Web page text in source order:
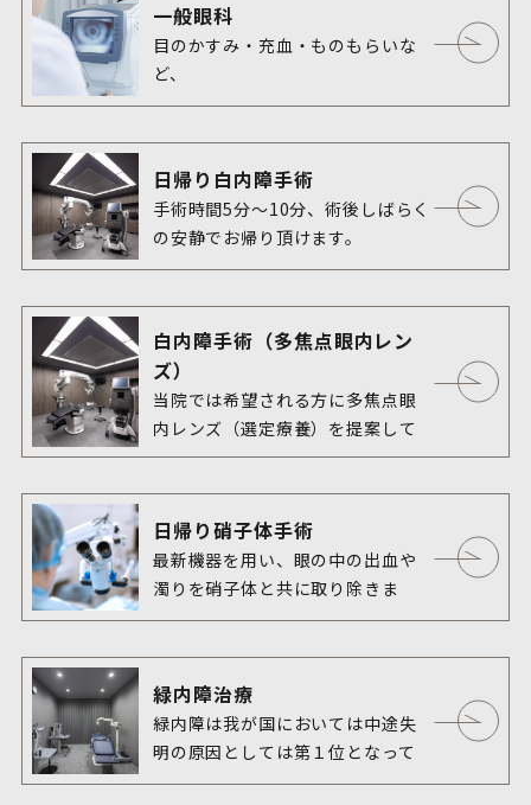
一般眼科
目のかすみ・充血・ものもらいな
ど、
どのようなお悩みもご相談くださ
日帰り白内障手術
手術時間5分〜10分、術後しばらく
の安静でお帰り頂けます。
白内障手術（多焦点眼内レン
ズ）
当院では希望される方に多焦点眼
内レンズ（選定療養）を提案して
います。
日帰り硝子体手術
最新機器を用い、眼の中の出血や
濁りを硝子体と共に取り除きま
す。
緑内障治療
緑内障は我が国においては中途失
明の原因としては第１位となって
います。2000年頃に岐阜県多治見